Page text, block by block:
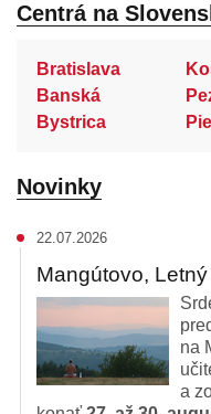
Centrá na
Bratislava
Banská
Bystrica
Novinky
Mangútovo,
22.07.2026
na
a